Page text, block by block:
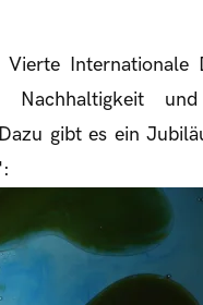
Internationale
Nachhaltigkeit
gibt es ein